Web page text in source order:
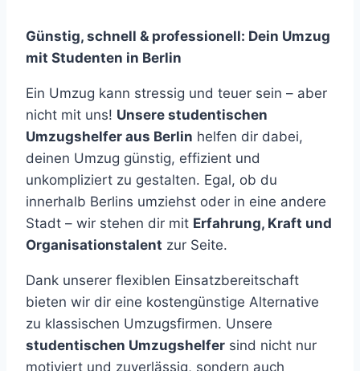
Günstig, schnell & professionell: Dein Umzug
mit Studenten in Berlin
Ein Umzug kann stressig und teuer sein – aber
nicht mit uns! Unsere studentischen
Umzugshelfer aus Berlin helfen dir dabei,
deinen Umzug günstig, effizient und
unkompliziert zu gestalten. Egal, ob du
innerhalb Berlins umziehst oder in eine andere
Stadt – wir stehen dir mit Erfahrung, Kraft und
Organisationstalent zur Seite.
Dank unserer flexiblen Einsatzbereitschaft
bieten wir dir eine kostengünstige Alternative
zu klassischen Umzugsfirmen. Unsere
studentischen Umzugshelfer sind nicht nur
motiviert und zuverlässig, sondern auch